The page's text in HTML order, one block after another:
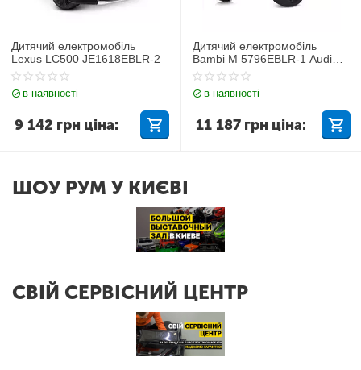
Дитячий електромобіль
Lexus LC500 JE1618EBLR-2
в наявності
9 142 грн ціна:
Дитячий електромобіль
Bambi M 5796EBLR-1 Audi
Q7
в наявності
11 187 грн ціна:
ШОУ РУМ У КИЄВІ
СВІЙ СЕРВІСНИЙ ЦЕНТР